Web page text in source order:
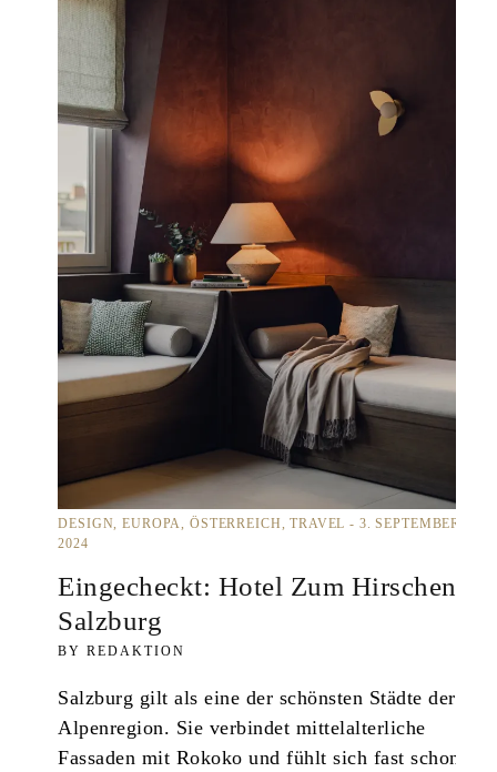
DESIGN EUROPA ÖSTERREICH TRAVEL
3. SEPTEMBER
2024
Eingecheckt: Hotel Zum Hirschen
Salzburg
REDAKTION
Salzburg gilt als eine der schönsten Städte der
Alpenregion. Sie verbindet mittelalterliche
Fassaden mit Rokoko und fühlt sich fast schon